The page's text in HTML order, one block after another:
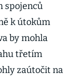
spojenců
k útokům
by mohla
třetím
zaútočit na